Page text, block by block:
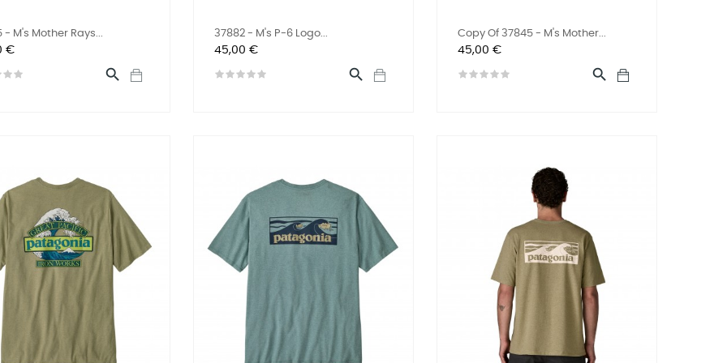
- M's Mother Rays...
€

37882 - M's P-6 Logo...
Preis
45,00 €

Copy Of 37845 - M's Mother...
Preis
45,00 €
